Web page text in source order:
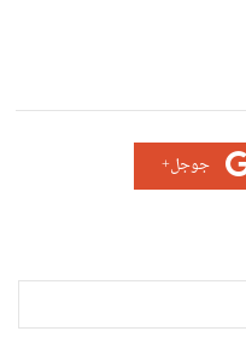
جوجل+